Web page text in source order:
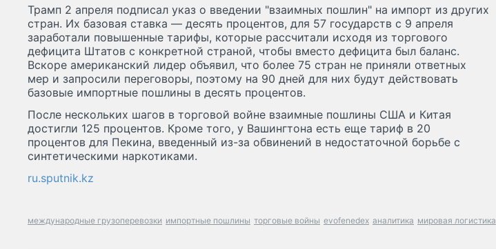
Трамп 2 апреля подписал указ о введении "взаимных пошлин" на импорт из других
стран. Их базовая ставка — десять процентов, для 57 государств с 9 апреля
заработали повышенные тарифы, которые рассчитали исходя из торгового
дефицита Штатов с конкретной страной, чтобы вместо дефицита был баланс.
Вскоре американский лидер объявил, что более 75 стран не приняли ответных
мер и запросили переговоры, поэтому на 90 дней для них будут действовать
базовые импортные пошлины в десять процентов.
После нескольких шагов в торговой войне взаимные пошлины США и Китая
достигли 125 процентов. Кроме того, у Вашингтона есть еще тариф в 20
процентов для Пекина, введенный из-за обвинений в недостаточной борьбе с
синтетическими наркотиками.
ru.sputnik.kz
международные грузоперевозки импортные пошлины торговые войны evofenedex аналитика мировая логистика